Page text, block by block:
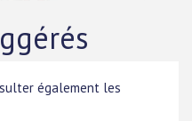
également les